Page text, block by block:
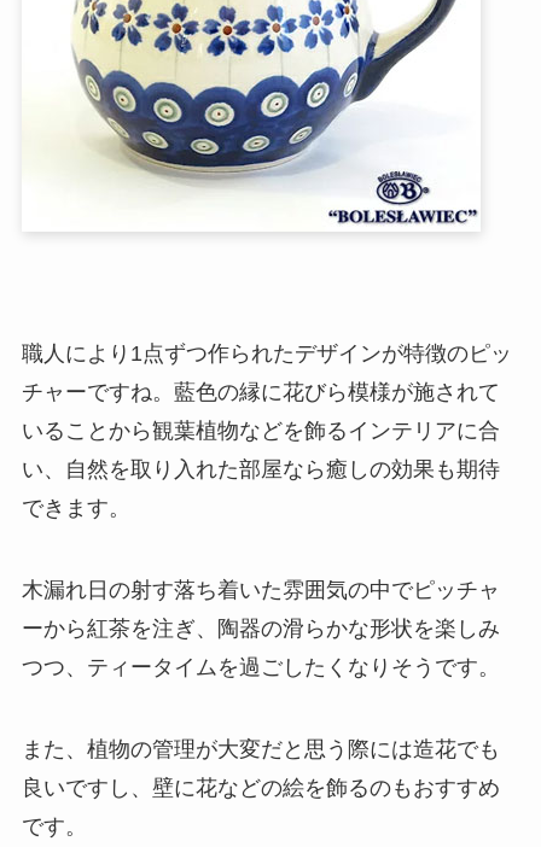
職人により1点ずつ作られたデザインが特徴のピッ
チャーですね。藍色の縁に花びら模様が施されて
いることから観葉植物などを飾るインテリアに合
い、自然を取り入れた部屋なら癒しの効果も期待
できます。
木漏れ日の射す落ち着いた雰囲気の中でピッチャ
ーから紅茶を注ぎ、陶器の滑らかな形状を楽しみ
つつ、ティータイムを過ごしたくなりそうです。
また、植物の管理が大変だと思う際には造花でも
良いですし、壁に花などの絵を飾るのもおすすめ
です。